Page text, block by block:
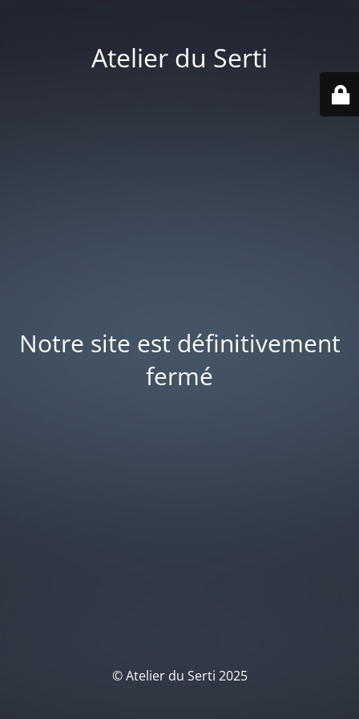
Atelier du Serti
Notre site est définitivement
fermé
© Atelier du Serti 2025